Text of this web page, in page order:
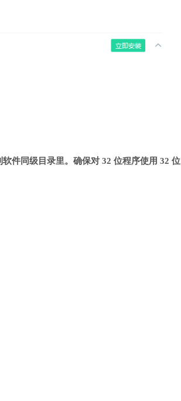
件同级目录里。确保对 32 位程序使用 32 位